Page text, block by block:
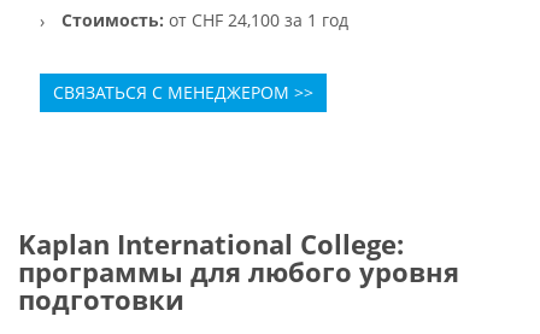
Стоимость: от CHF 24,100 за 1 год
СВЯЗАТЬСЯ С МЕНЕДЖЕРОМ >>
Kaplan International College:
программы для любого уровня
подготовки